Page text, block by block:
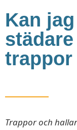
Kan
trappor
Trappor och